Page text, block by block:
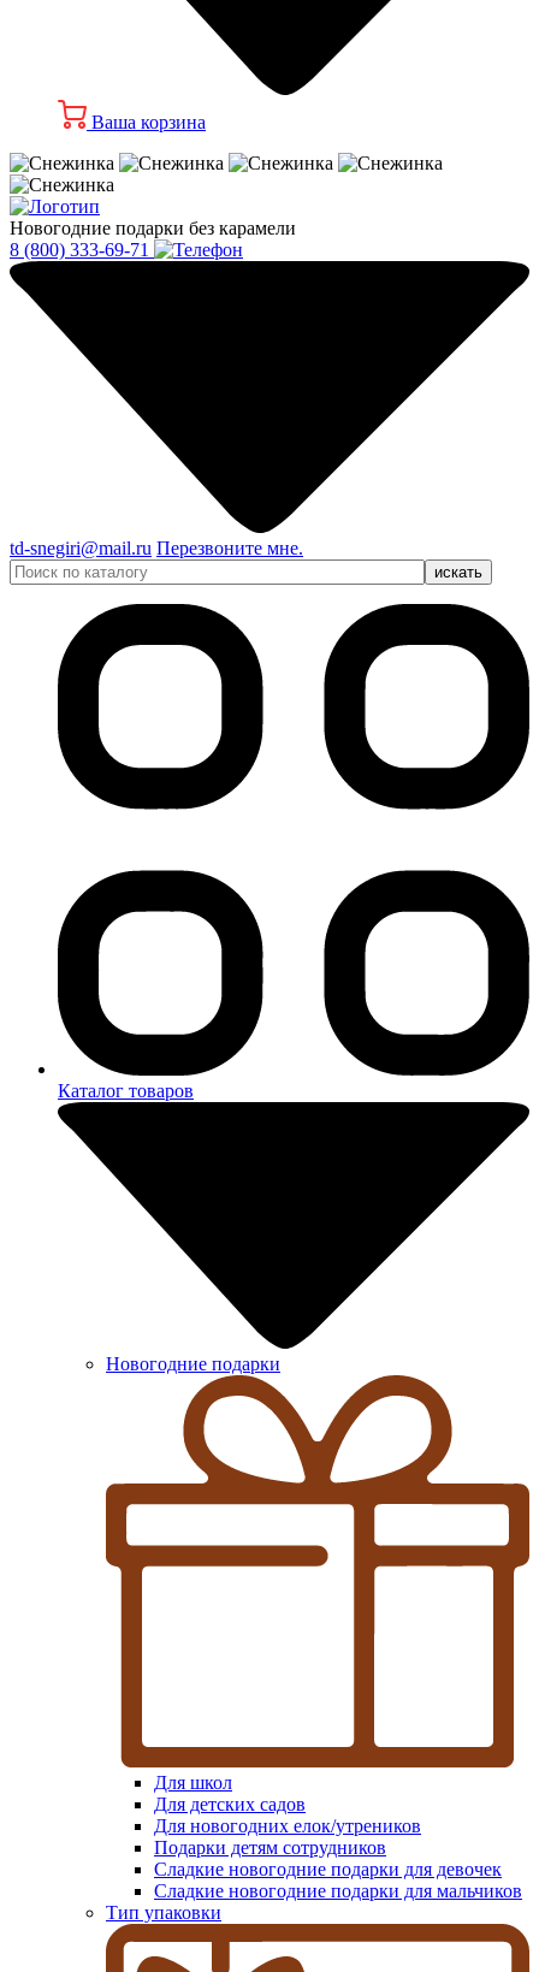
Ваша корзина
Новогодние подарки без карамели
8 (800) 333-69-71
td-snegiri@mail.ru Перезвоните мне.
Каталог товаров
Новогодние подарки
Для школ
Для детских садов
Для новогодних елок/утреников
Подарки детям сотрудников
Сладкие новогодние подарки для девочек
Сладкие новогодние подарки для мальчиков
Тип упаковки